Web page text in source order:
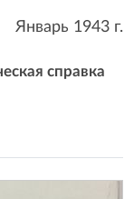
Январь 1943 г.
справка